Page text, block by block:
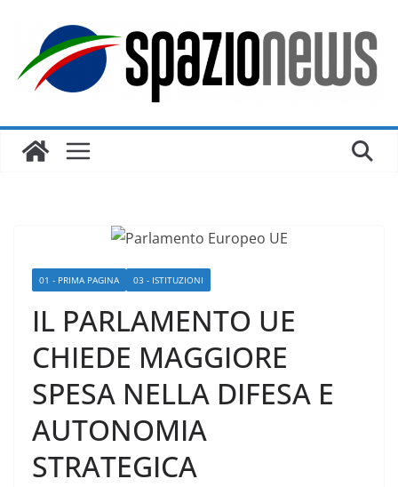
contenuto
01 - PRIMA PAGINA 03 - ISTITUZIONI
IL PARLAMENTO UE
CHIEDE MAGGIORE
SPESA NELLA DIFESA E
AUTONOMIA
STRATEGICA